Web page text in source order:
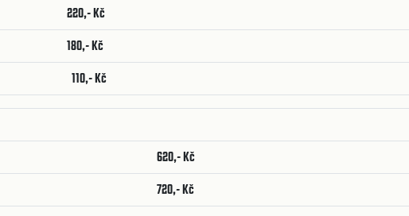
220,- Kč
180,- Kč
110,- Kč
620,- Kč
720,- Kč